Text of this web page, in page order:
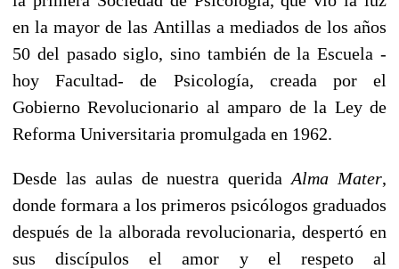
en la mayor de las Antillas a mediados de los años
50 del pasado siglo, sino también de la Escuela -
hoy Facultad- de Psicología, creada por el
Gobierno Revolucionario al amparo de la Ley de
Reforma Universitaria promulgada en 1962.
Desde las aulas de nuestra queridaAlma Mater,
donde formara a los primeros psicólogos graduados
después de la alborada revolucionaria, despertó en
sus discípulos el amor y el respeto al